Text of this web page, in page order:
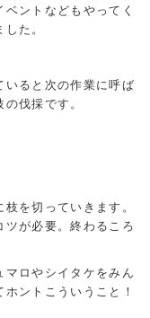
ントなどもやってく
た。
いると次の作業に呼ば
伐採です。
を切っていきます。
ツが必要。終わるころ
ロやシイタケをみん
ントこういうこと！